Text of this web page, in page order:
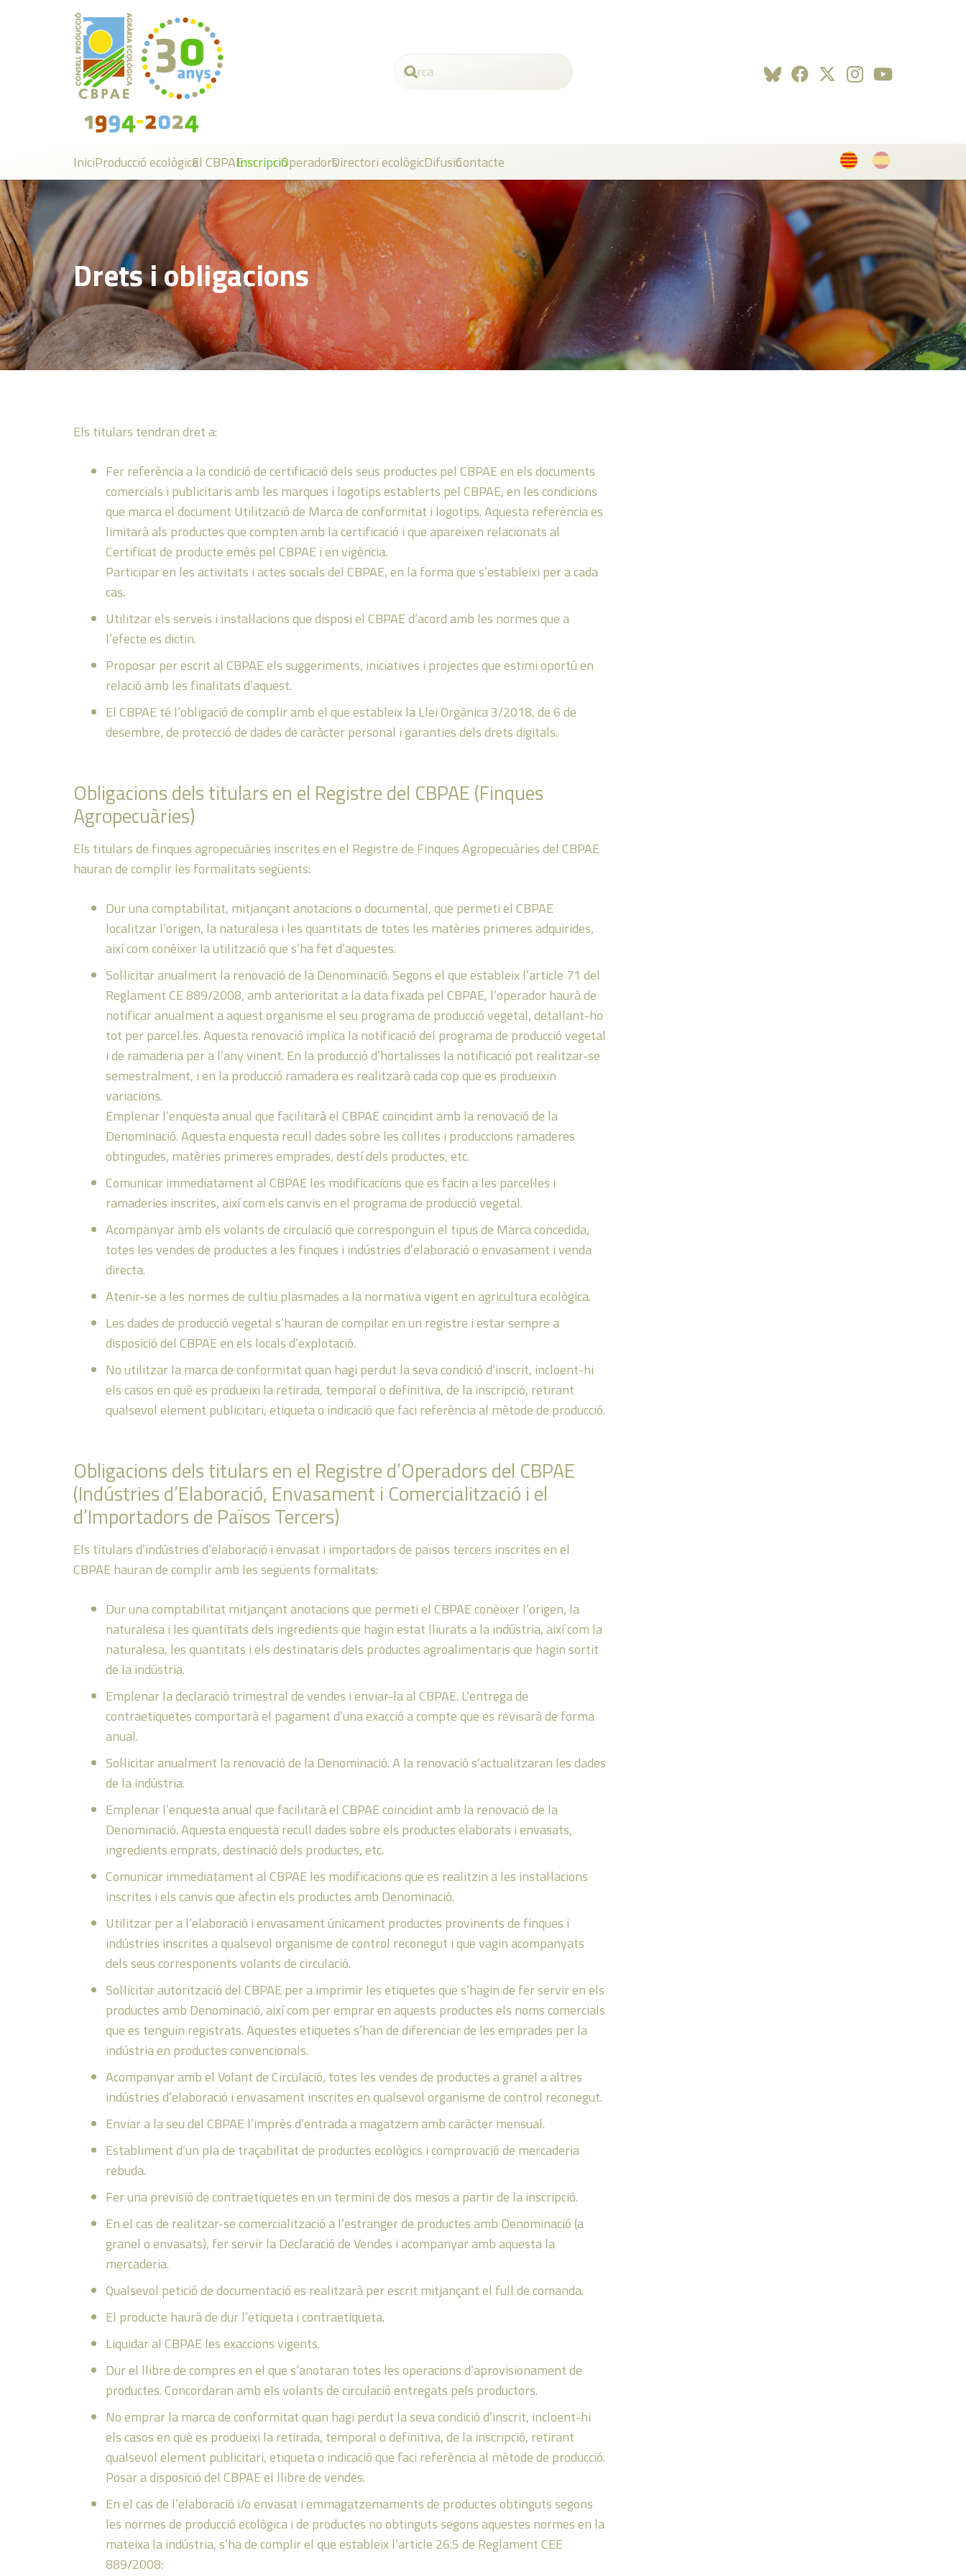
IniciProducció ecològicaEl CBPAEInscripcióOperadorsDirectori ecològicDifusióContacte
Drets i obligacions
Els titulars tendran dret a:
Fer referència a la condició de certificació dels seus productes pel CBPAE en els documents
comercials i publicitaris amb les marques i logotips establerts pel CBPAE, en les condicions
que marca el document Utilització de Marca de conformitat i logotips. Aquesta referència es
limitarà als productes que compten amb la certificació i que apareixen relacionats al
Certificat de producte emès pel CBPAE i en vigència.
Participar en les activitats i actes socials del CBPAE, en la forma que s’estableixi per a cada
cas.
Utilitzar els serveis i instal·lacions que disposi el CBPAE d’acord amb les normes que a
l’efecte es dictin.
Proposar per escrit al CBPAE els suggeriments, iniciatives i projectes que estimi oportú en
relació amb les finalitats d’aquest.
El CBPAE té l’obligació de complir amb el que estableix la Llei Orgànica 3/2018, de 6 de
desembre, de protecció de dades de caràcter personal i garanties dels drets digitals.
Obligacions dels titulars en el Registre del CBPAE (Finques
Agropecuàries)
Els titulars de finques agropecuàries inscrites en el Registre de Finques Agropecuàries del CBPAE
hauran de complir les formalitats següents:
Dur una comptabilitat, mitjançant anotacions o documental, que permeti el CBPAE
localitzar l’origen, la naturalesa i les quantitats de totes les matèries primeres adquirides,
així com conèixer la utilització que s’ha fet d’aquestes.
Sol·licitar anualment la renovació de la Denominació. Segons el que estableix l’article 71 del
Reglament CE 889/2008, amb anterioritat a la data fixada pel CBPAE, l’operador haurà de
notificar anualment a aquest organisme el seu programa de producció vegetal, detallant-ho
tot per parcel.les. Aquesta renovació implica la notificació del programa de producció vegetal
i de ramaderia per a l’any vinent. En la producció d’hortalisses la notificació pot realitzar-se
semestralment, i en la producció ramadera es realitzarà cada cop que es produeixin
variacions.
Emplenar l’enquesta anual que facilitarà el CBPAE coincidint amb la renovació de la
Denominació. Aquesta enquesta recull dades sobre les collites i produccions ramaderes
obtingudes, matèries primeres emprades, destí dels productes, etc.
Comunicar immediatament al CBPAE les modificacions que es facin a les parcel·les i
ramaderies inscrites, així com els canvis en el programa de producció vegetal.
Acompanyar amb els volants de circulació que corresponguin el tipus de Marca concedida,
totes les vendes de productes a les finques i indústries d’elaboració o envasament i venda
directa.
Atenir-se a les normes de cultiu plasmades a la normativa vigent en agricultura ecològica.
Les dades de producció vegetal s’hauran de compilar en un registre i estar sempre a
disposició del CBPAE en els locals d’explotació.
No utilitzar la marca de conformitat quan hagi perdut la seva condició d’inscrit, incloent-hi
els casos en què es produeixi la retirada, temporal o definitiva, de la inscripció, retirant
qualsevol element publicitari, etiqueta o indicació que faci referència al mètode de producció.
Obligacions dels titulars en el Registre d’Operadors del CBPAE
(Indústries d’Elaboració, Envasament i Comercialització i el
d’Importadors de Països Tercers)
Els titulars d’indústries d’elaboració i envasat i importadors de països tercers inscrites en el
CBPAE hauran de complir amb les següents formalitats:
Dur una comptabilitat mitjançant anotacions que permeti el CBPAE conèixer l’origen, la
naturalesa i les quantitats dels ingredients que hagin estat lliurats a la indústria, així com la
naturalesa, les quantitats i els destinataris dels productes agroalimentaris que hagin sortit
de la indústria.
Emplenar la declaració trimestral de vendes i enviar-la al CBPAE. L’entrega de
contraetiquetes comportarà el pagament d’una exacció a compte que es revisarà de forma
anual.
Sol·licitar anualment la renovació de la Denominació. A la renovació s’actualitzaran les dades
de la indústria.
Emplenar l’enquesta anual que facilitarà el CBPAE coincidint amb la renovació de la
Denominació. Aquesta enquesta recull dades sobre els productes elaborats i envasats,
ingredients emprats, destinació dels productes, etc.
Comunicar immediatament al CBPAE les modificacions que es realitzin a les instal·lacions
inscrites i els canvis que afectin els productes amb Denominació.
Utilitzar per a l’elaboració i envasament únicament productes provinents de finques i
indústries inscrites a qualsevol organisme de control reconegut i que vagin acompanyats
dels seus corresponents volants de circulació.
Sol·licitar autorització del CBPAE per a imprimir les etiquetes que s’hagin de fer servir en els
productes amb Denominació, així com per emprar en aquests productes els noms comercials
que es tenguin registrats. Aquestes etiquetes s’han de diferenciar de les emprades per la
indústria en productes convencionals.
Acompanyar amb el Volant de Circulació, totes les vendes de productes a granel a altres
indústries d’elaboració i envasament inscrites en qualsevol organisme de control reconegut.
Enviar a la seu del CBPAE l’imprès d’entrada a magatzem amb caràcter mensual.
Establiment d’un pla de traçabilitat de productes ecològics i comprovació de mercaderia
rebuda.
Fer una previsió de contraetiquetes en un termini de dos mesos a partir de la inscripció.
En el cas de realitzar-se comercialització a l’estranger de productes amb Denominació (a
granel o envasats), fer servir la Declaració de Vendes i acompanyar amb aquesta la
mercaderia.
Qualsevol petició de documentació es realitzarà per escrit mitjançant el full de comanda.
El producte haurà de dur l’etiqueta i contraetiqueta.
Liquidar al CBPAE les exaccions vigents.
Dur el llibre de compres en el que s’anotaran totes les operacions d’aprovisionament de
productes. Concordaran amb els volants de circulació entregats pels productors.
No emprar la marca de conformitat quan hagi perdut la seva condició d’inscrit, incloent-hi
els casos en què es produeixi la retirada, temporal o definitiva, de la inscripció, retirant
qualsevol element publicitari, etiqueta o indicació que faci referència al mètode de producció.
Posar a disposició del CBPAE el llibre de vendes.
En el cas de l’elaboració i/o envasat i emmagatzemaments de productes obtinguts segons
les normes de producció ecològica i de productes no obtinguts segons aquestes normes en la
mateixa la indústria, s’ha de complir el que estableix l’article 26.5 de Reglament CEE
889/2008: